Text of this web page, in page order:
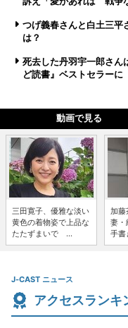
つげ義春さんと白土三
は？
死去した丹羽宇一郎さ
ど読書』ベストセラーに
動画で見る
三田寛子、優雅な淡い
黄色の着物姿で上品な
たたずまいで ...
加藤
妻・
手書
J-CAST ニュース
アクセスランキ